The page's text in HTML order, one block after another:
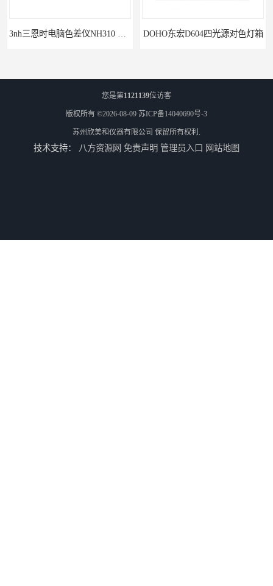
DOHO东宏D604四光源对色灯箱 3nh三恩时TS7010分光精密色差仪
您是第1121139位访客
版权所有 ©2026-08-09 苏ICP备14040690号-3
苏州欣美和仪器有限公司 保留所有权利.
技术支持： 八方资源网 免责声明 管理员入口 网站地图